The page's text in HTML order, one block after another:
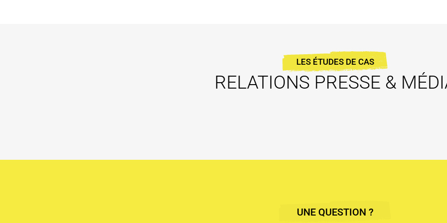
LES ÉTUDES DE CAS
RELATIONS PRESSE &
UNE QUESTION ?